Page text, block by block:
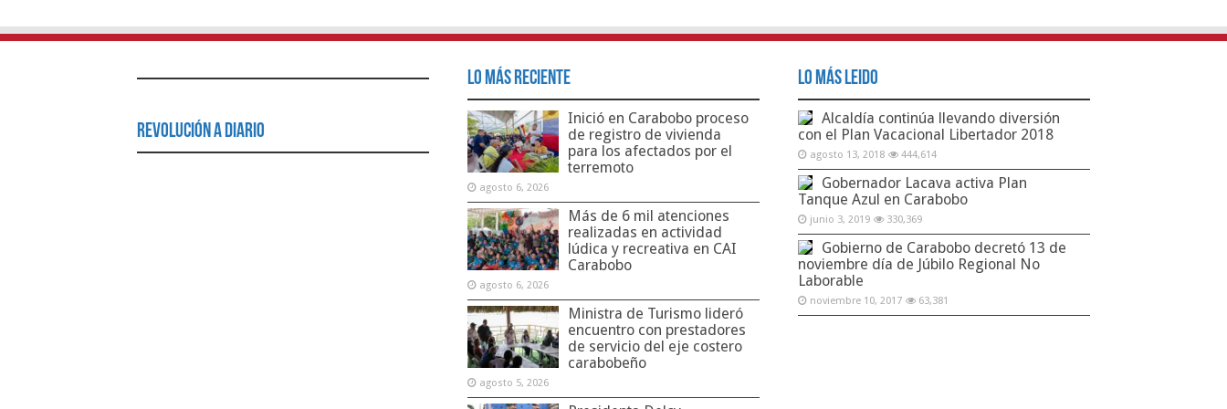
Revolución a Diario
Lo Más Reciente
Inició en Carabobo proceso
de registro de vivienda
para los afectados por el
terremoto
agosto 6, 2026
Más de 6 mil atenciones
realizadas en actividad
lúdica y recreativa en CAI
Carabobo
agosto 6, 2026
Ministra de Turismo lideró
encuentro con prestadores
de servicio del eje costero
carabobeño
agosto 5, 2026
Lo Más Leido
Alcaldía continúa llevando diversión
con el Plan Vacacional Libertador 2018
agosto 13, 2018 444,614
Gobernador Lacava activa Plan
Tanque Azul en Carabobo
junio 3, 2019 330,369
Gobierno de Carabobo decretó 13 de
noviembre día de Júbilo Regional No
Laborable
noviembre 10, 2017 63,381